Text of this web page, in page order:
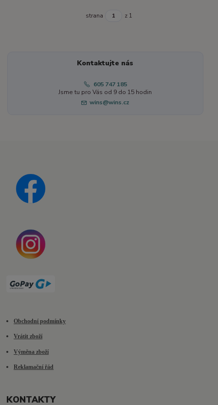
strana z 1
Kontaktujte nás
605 747 185
Jsme tu pro Vás od 9 do 15 hodin
wins@wins.cz
Obchodní podmínky
Vrátit zboží
Výměna zboží
Reklamační řád
KONTAKTY